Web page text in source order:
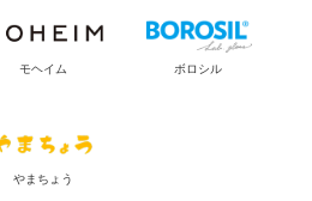
モヘイム ボロシル
やまちょう